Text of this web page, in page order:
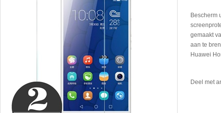
Bescherm
gemaakt
aan te
Huawei
Deel met